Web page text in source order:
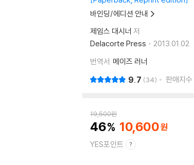
바인딩/에디션 안내
제임스 대시너 저
Delacorte Press
2013.01.02.
번역서 메이즈 러너
9.7 34 판매지수
19,500원
46 10,600
YES포인트